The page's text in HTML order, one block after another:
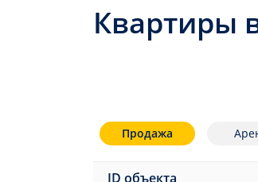
Квартиры
Продажа
ID объекта